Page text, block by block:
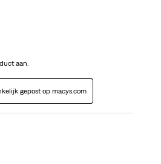
aan.
gepost op macys.com